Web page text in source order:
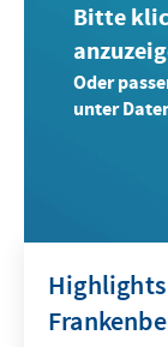
Bitte
Oder
unter